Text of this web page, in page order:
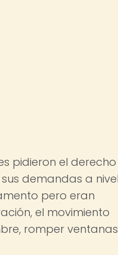
pidieron el
demandas a nivel
pero eran
el movimiento
romper